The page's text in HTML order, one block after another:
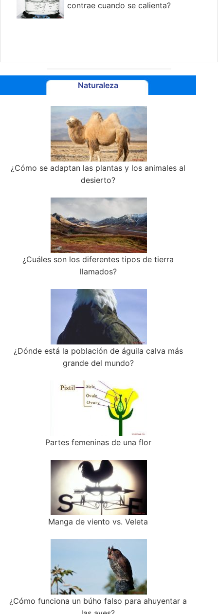
contrae cuando se calienta?
Naturaleza
¿Cómo se adaptan las plantas y los animales al
desierto?
¿Cuáles son los diferentes tipos de tierra
llamados?
¿Dónde está la población de águila calva más
grande del mundo?
Partes femeninas de una flor
Manga de viento vs. Veleta
¿Cómo funciona un búho falso para ahuyentar a